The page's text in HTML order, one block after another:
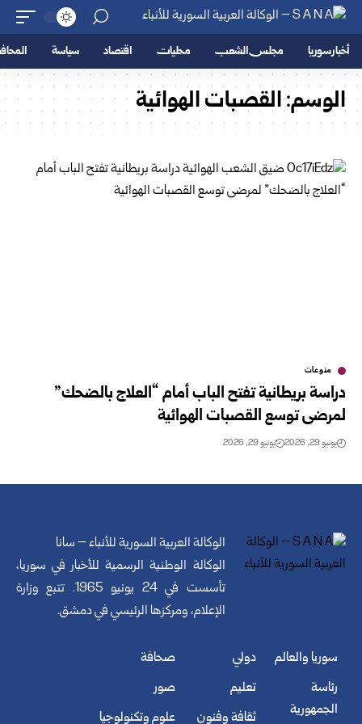
أخبار سوريا مجلس الشعب محليات اقتصاد سياسة
الوسم:القصبات الهوائية
منوعات
دراسة بريطانية تفتح الباب أمام “العلاج بالضحك”
لمرضى توسع القصبات الهوائية
يونيو 29, 2026 يونيو 29, 2026
الوكالة العربية السورية للأنباء – سانا
الوكالة الوطنية الرسمية للأخبار في سوريا،
تأسست في 24 يونيو 1965. تتبع وزارة
الإعلام، ومركزها الرئيسي في دمشق.
سوريا والعالم
رئاسة
الجمهورية
دولي
تعليم
ثقافة وفنون
صحافة
صور
علوم وتكنولوجيا